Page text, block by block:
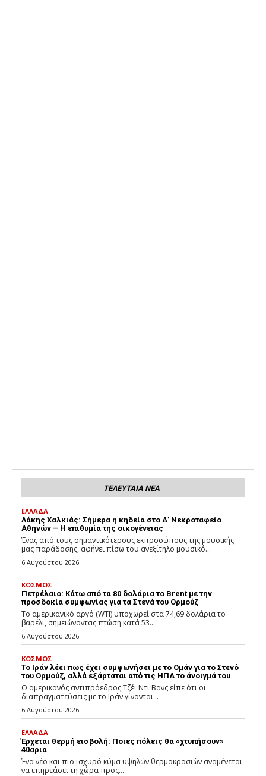
ΤΕΛΕΥΤΑΙΑ ΝΕΑ
ΕΛΛΑΔΑ
Λάκης Χαλκιάς: Σήμερα η κηδεία στο Α’ Νεκροταφείο
Αθηνών – Η επιθυμία της οικογένειας
Ένας από τους σημαντικότερους εκπροσώπους της μουσικής
μας παράδοσης, αφήνει πίσω του ανεξίτηλο μουσικό...
6 Αυγούστου 2026
ΚΟΣΜΟΣ
Πετρέλαιο: Κάτω από τα 80 δολάρια το Brent με την
προσδοκία συμφωνίας για τα Στενά του Ορμούζ
Το αμερικανικό αργό (WTI) υποχωρεί στα 74,69 δολάρια το
βαρέλι, σημειώνοντας πτώση κατά 53...
6 Αυγούστου 2026
ΚΟΣΜΟΣ
Το Ιράν λέει πως έχει συμφωνήσει με το Ομάν για το Στενό
του Ορμούζ, αλλά εξάρταται από τις ΗΠΑ το άνοιγμά του
Ο αμερικανός αντιπρόεδρος Τζέι Ντι Βανς είπε ότι οι
διαπραγματεύσεις με το Ιράν γίνονται...
6 Αυγούστου 2026
ΕΛΛΑΔΑ
Έρχεται θερμή εισβολή: Ποιες πόλεις θα «χτυπήσουν»
40αρια
Ένα νέο και πιο ισχυρό κύμα υψηλών θερμοκρασιών αναμένεται
να επηρεάσει τη χώρα προς...